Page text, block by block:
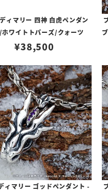
ィマリー 四神 白虎ペンダン
ワイトトパーズ/クォーツ
¥38,500
ィマリー ゴッドペンダント -